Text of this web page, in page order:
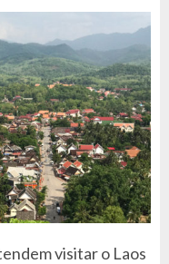
visitar o Laos